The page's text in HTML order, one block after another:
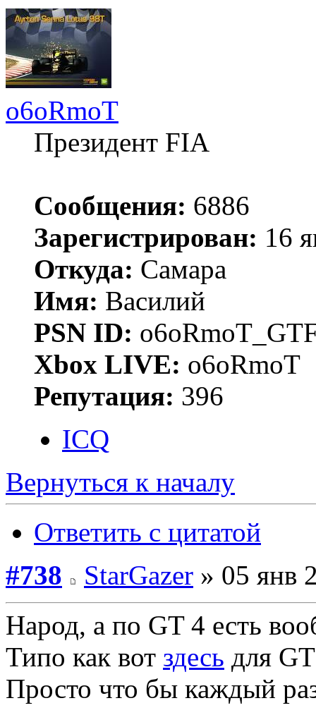
o6oRmoT
Президент FIA
Сообщения: 6886
Зарегистрирован: 16
Откуда: Самара
Имя: Василий
PSN ID:
Xbox LIVE: o6oRmoT
Репутация: 396
ICQ
Вернуться к началу
Ответить с цитатой
#738
StarGazer » 05 янв
Народ, а по GT 4 есть
Типо как вот здесь для
Просто что бы каждый